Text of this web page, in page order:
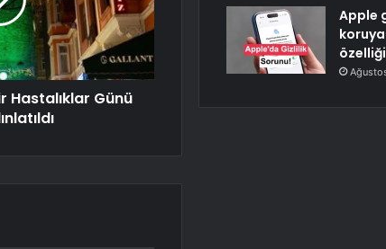
Hastalıklar Günü
Apple